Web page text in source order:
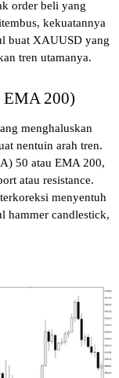
order beli yang
kekuatannya
buat XAUUSD yang
tren utamanya.
EMA 200)
menghaluskan
nentuin arah tren.
50 atau EMA 200,
atau resistance.
menyentuh
hammer candlestick,